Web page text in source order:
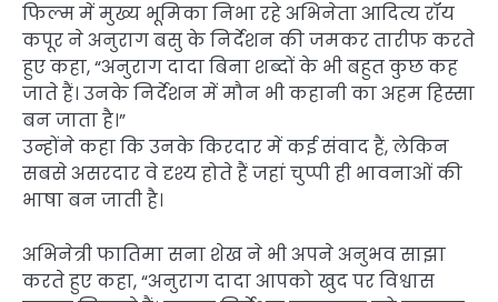
फिल्म में मुख्य भूमिका निभा रहे अभिनेता आदित्य रॉय
कपूर ने अनुराग बसु के निर्देशन की जमकर तारीफ करते
हुए कहा, “अनुराग दादा बिना शब्दों के भी बहुत कुछ कह
जाते हैं। उनके निर्देशन में मौन भी कहानी का अहम हिस्सा
बन जाता है।”
उन्होंने कहा कि उनके किरदार में कई संवाद हैं, लेकिन
सबसे असरदार वे दृश्य होते हैं जहां चुप्पी ही भावनाओं की
भाषा बन जाती है।
अभिनेत्री फातिमा सना शेख ने भी अपने अनुभव साझा
करते हुए कहा, “अनुराग दादा आपको खुद पर विश्वास